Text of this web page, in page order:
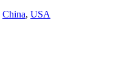
China, USA